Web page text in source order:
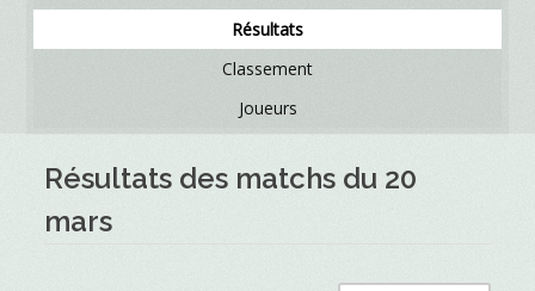
Résultats
Classement
Joueurs
Résultats des matchs du 20
mars